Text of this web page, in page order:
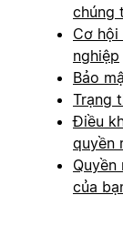
chúng
Cơ hội
nghiệp
Bảo
Trạng
Điều
quyền
của